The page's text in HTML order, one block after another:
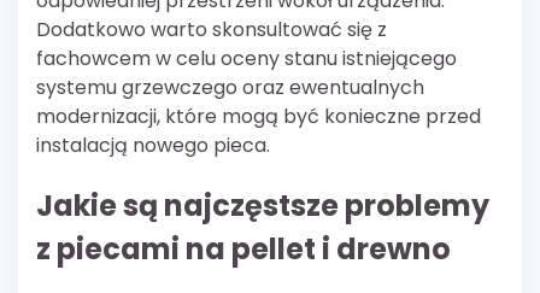
Dodatkowo warto skonsultować się z
fachowcem w celu oceny stanu istniejącego
systemu grzewczego oraz ewentualnych
modernizacji, które mogą być konieczne przed
instalacją nowego pieca.
Jakie są najczęstsze problemy
z piecami na pellet i drewno